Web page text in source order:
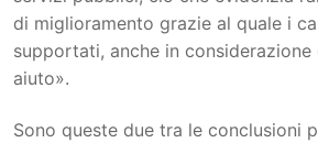
di miglioramento grazie al quale i
supportati, anche in
aiuto».
Sono queste due tra le conclusioni